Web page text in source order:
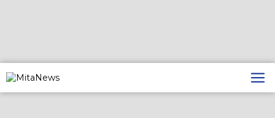
ke
konten